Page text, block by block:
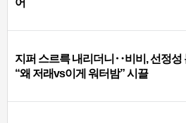
어
지퍼 스르륵 내리더니‥비비, 선정성
“왜 저래vs이게 워터밤” 시끌